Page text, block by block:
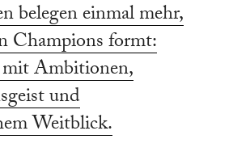
belegen einmal mehr,
Champions formt:
Ambitionen,
und
Weitblick.